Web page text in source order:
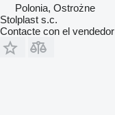
Polonia, Ostrożne
Stolplast s.c.
Contacte con el vendedor